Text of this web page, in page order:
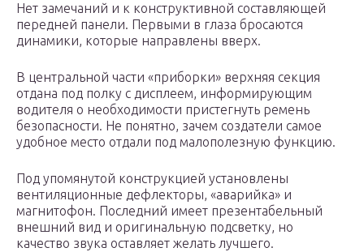
Нет замечаний и к конструктивной составляющей
передней панели. Первыми в глаза бросаются
динамики, которые направлены вверх.
В центральной части «приборки» верхняя секция
отдана под полку с дисплеем, информирующим
водителя о необходимости пристегнуть ремень
безопасности. Не понятно, зачем создатели самое
удобное место отдали под малополезную функцию.
Под упомянутой конструкцией установлены
вентиляционные дефлекторы, «аварийка» и
магнитофон. Последний имеет презентабельный
внешний вид и оригинальную подсветку, но
качество звука оставляет желать лучшего.